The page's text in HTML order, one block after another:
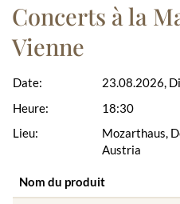
Concerts à la
Vienne
Date:
Heure:
Lieu:
23.08.2026,
18:30
Mozarthaus,
Austria
Nom du produit